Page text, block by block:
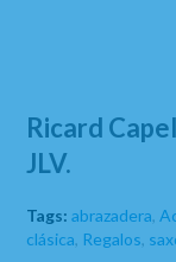
Ricard
JLV.
Tags:abrazadera ,
clásica Regalos